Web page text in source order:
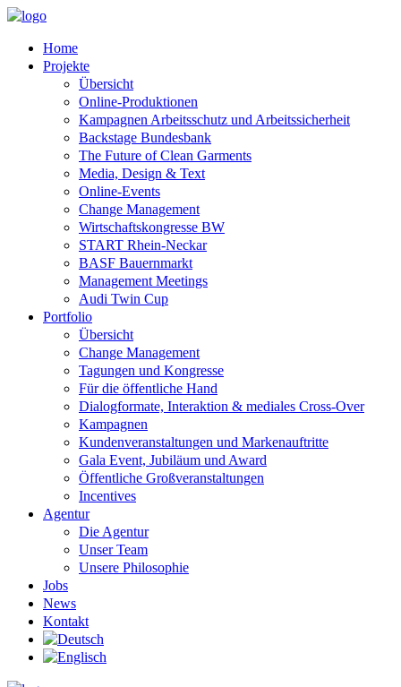
Home
Projekte
Übersicht
Online-Produktionen
Kampagnen Arbeitsschutz und Arbeitssicherheit
Backstage Bundesbank
The Future of Clean Garments
Media, Design & Text
Online-Events
Change Management
Wirtschaftskongresse BW
START Rhein-Neckar
BASF Bauernmarkt
Management Meetings
Audi Twin Cup
Portfolio
Übersicht
Change Management
Tagungen und Kongresse
Für die öffentliche Hand
Dialogformate, Interaktion & mediales Cross-Over
Kampagnen
Kundenveranstaltungen und Markenauftritte
Gala Event, Jubiläum und Award
Öffentliche Großveranstaltungen
Incentives
Agentur
Die Agentur
Unser Team
Unsere Philosophie
Jobs
News
Kontakt